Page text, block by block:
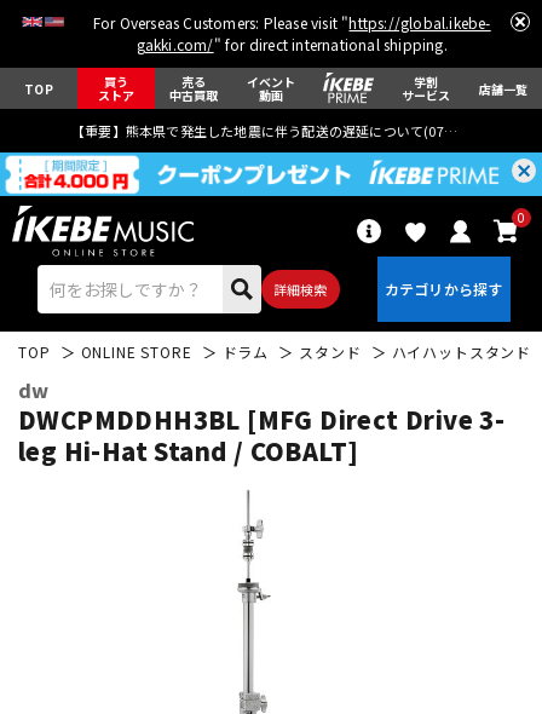
For Overseas Customers: Please visit "https://global.ikebe-
gakki.com/" for direct international shipping.
TOP 買う
ストア
売る
中古買取
イベント
動画
学割
サービス 店舗一覧
【重要】熊本県で発生した地震に伴う配送の遅延について(07月29日
詳細検索
0
TOP ONLINE STORE ドラム スタンド ハイハットスタンド
dw
DWCPMDDHH3BL [MFG Direct Drive 3-
leg Hi-Hat Stand / COBALT]